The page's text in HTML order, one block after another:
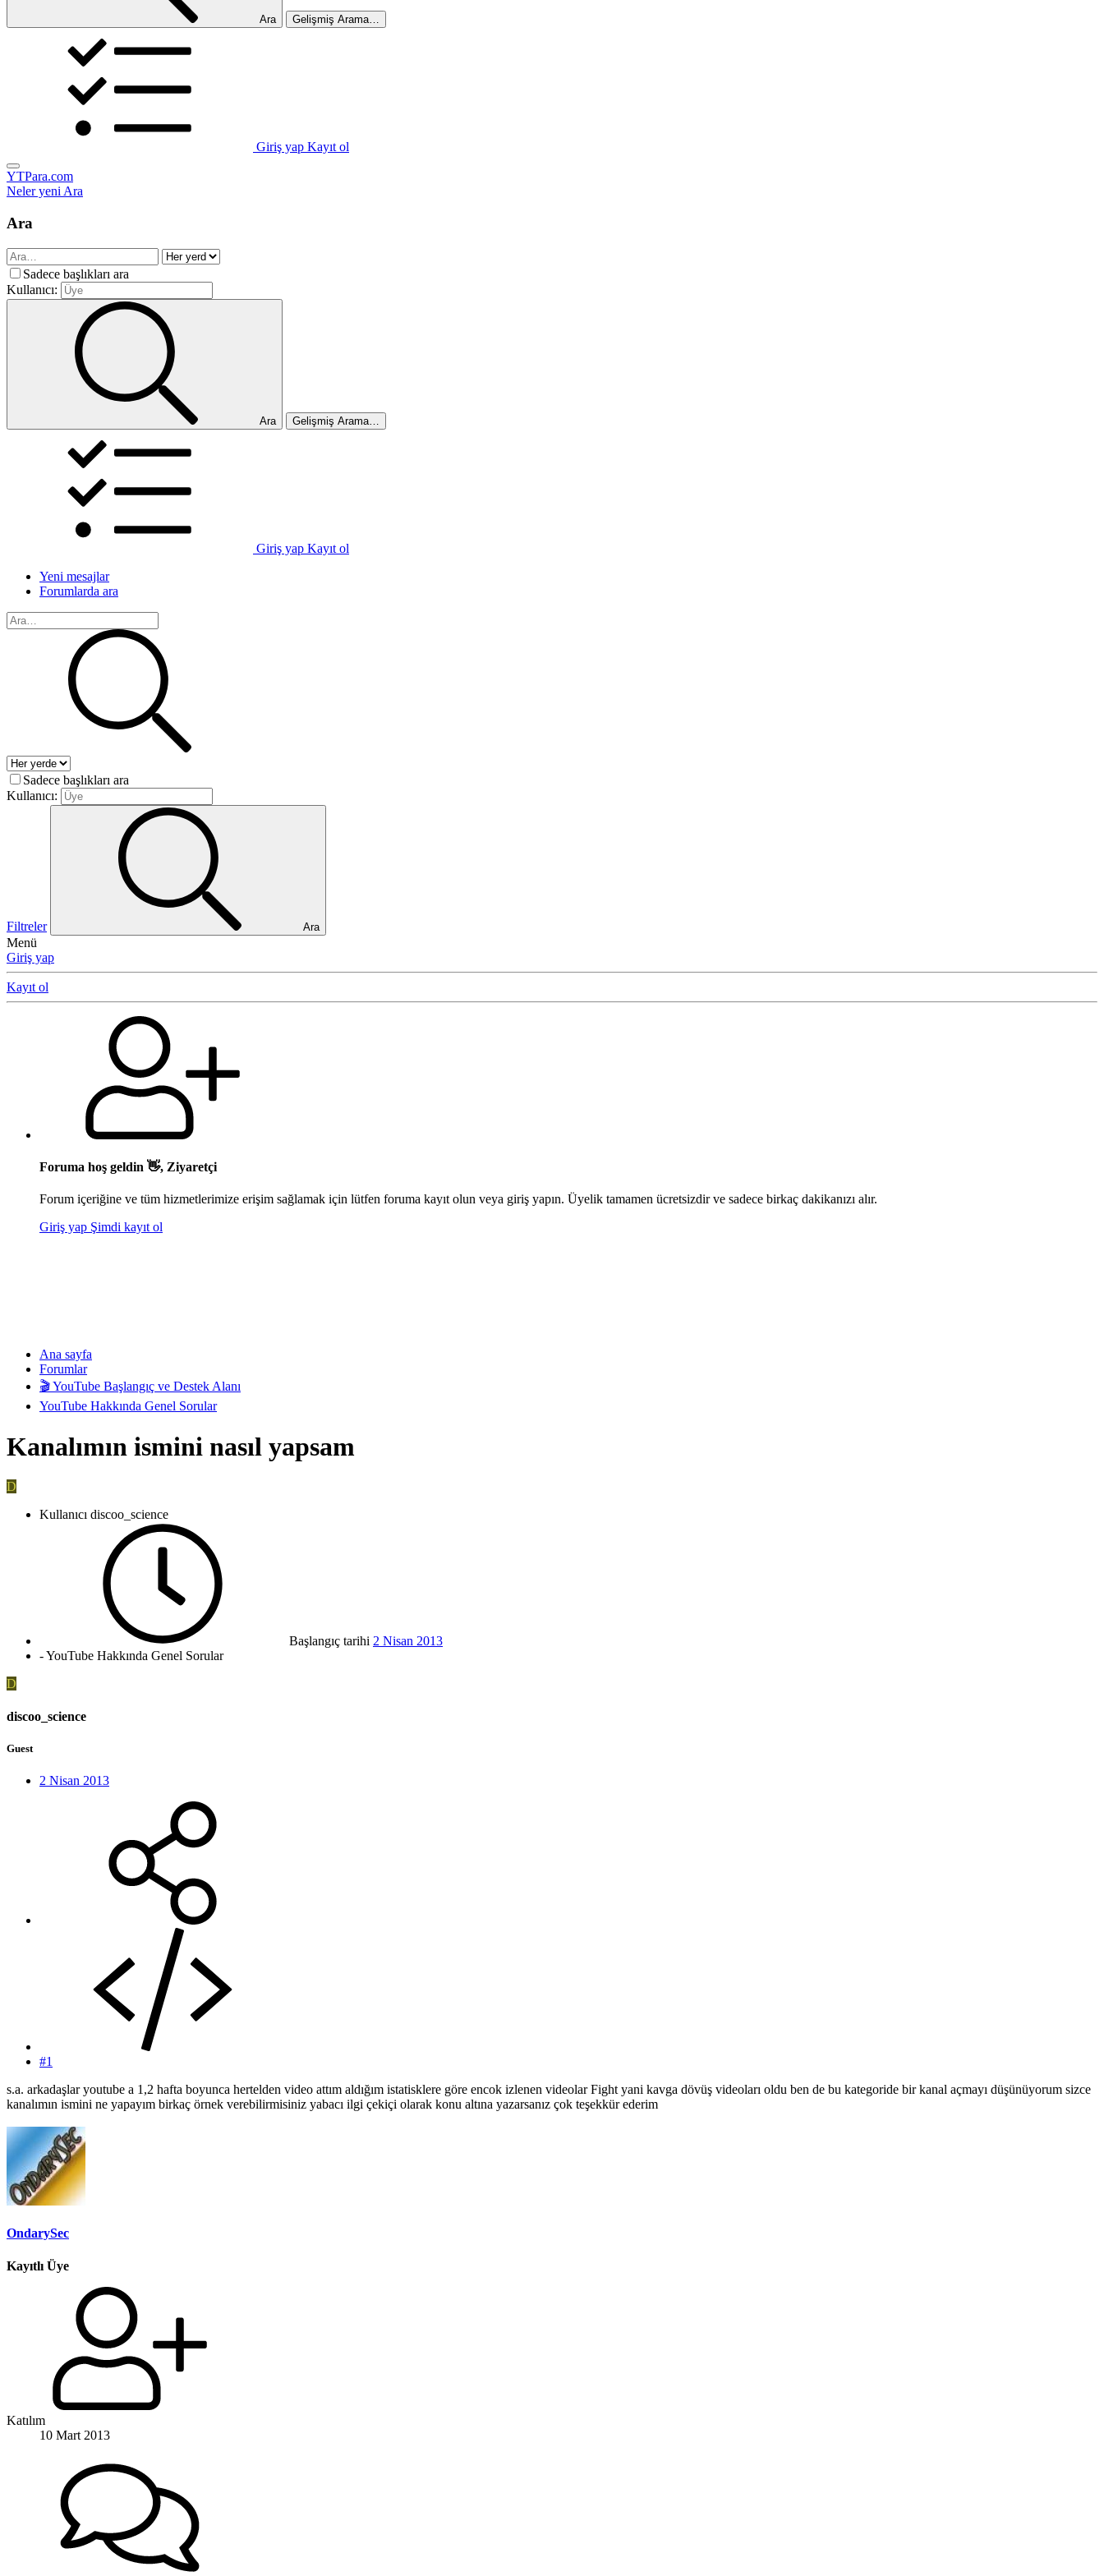
Ara Gelişmiş Arama…
Giriş yap Kayıt ol
YTPara.com
Neler yeniAra
Ara
Sadece başlıkları ara
Kullanıcı:
Ara Gelişmiş Arama…
Giriş yap Kayıt ol
Yeni mesajlar
Forumlarda ara
Sadece başlıkları ara
Kullanıcı:
Filtreler Ara
Menü
Giriş yap
Kayıt ol
Foruma hoş geldin 👋, Ziyaretçi
Forum içeriğine ve tüm hizmetlerimize erişim sağlamak için lütfen foruma kayıt olun veya giriş yapın. Üyelik tamamen ücretsizdir ve sadece birkaç dakikanızı alır.
Giriş yap Şimdi kayıt ol
Ana sayfa
Forumlar
🎬 YouTube Başlangıç ve Destek Alanı
YouTube Hakkında Genel Sorular
Kanalımın ismini nasıl yapsam
D
Kullanıcı discoo_science
Başlangıç tarihi 2 Nisan 2013
- YouTube Hakkında Genel Sorular
D
discoo_science
Guest
2 Nisan 2013
#1
s.a. arkadaşlar youtube a 1,2 hafta boyunca hertelden video attım aldığım istatisklere göre encok izlenen videolar Fight yani kavga dövüş videoları oldu ben de bu kategoride bir kanal açmayı düşünüyorum sizce
kanalımın ismini ne yapayım birkaç örnek verebilirmisiniz yabacı ilgi çekiçi olarak konu altına yazarsanız çok teşekkür ederim
OndarySec
Kayıtlı Üye
Katılım
10 Mart 2013